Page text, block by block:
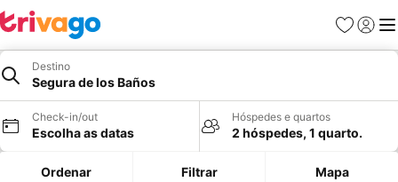
Favoritos
Iniciar
Destino
Segura de los Baños
Check-in/out
Escolha as datas
Hóspedes e quartos
2 hóspedes, 1 quarto.
Ordenar Filtrar Mapa